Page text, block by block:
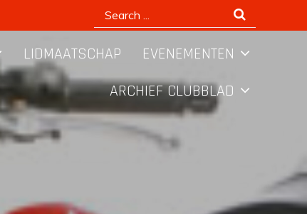
Search
for:
LIDMAATSCHAP
EVENEMENTEN
ARCHIEF CLUBBLAD